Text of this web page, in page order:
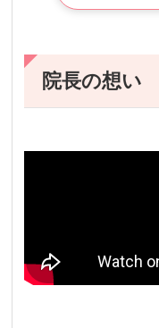
院長の想い